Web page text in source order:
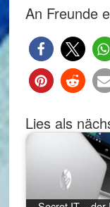
An Freunde
Lies als